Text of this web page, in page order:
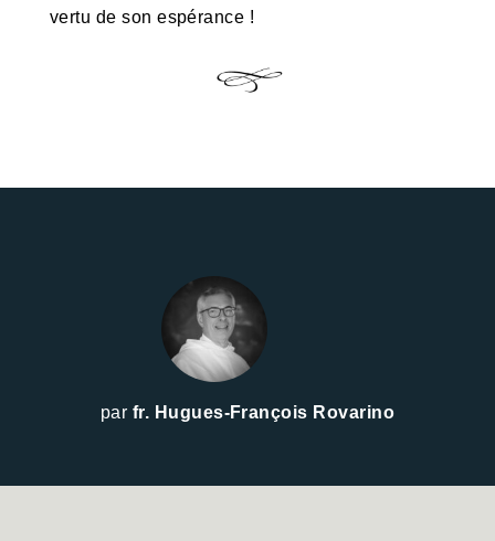
vertu de son espérance !
par fr. Hugues-François Rovarino